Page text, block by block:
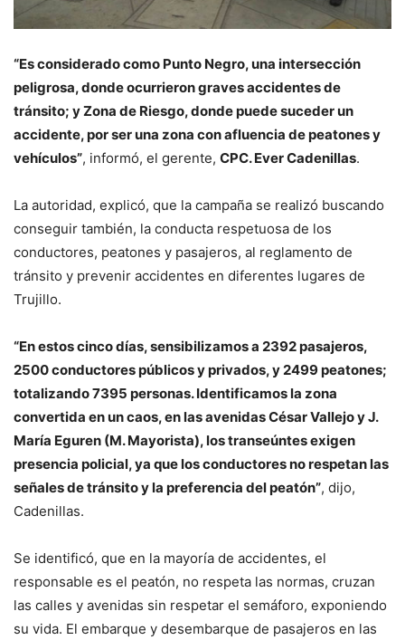
“Es considerado como Punto Negro, una intersección
peligrosa, donde ocurrieron graves accidentes de
tránsito; y Zona de Riesgo, donde puede suceder un
accidente, por ser una zona con afluencia de peatones y
vehículos”, informó, el gerente, CPC. Ever Cadenillas.
La autoridad, explicó, que la campaña se realizó buscando
conseguir también, la conducta respetuosa de los
conductores, peatones y pasajeros, al reglamento de
tránsito y prevenir accidentes en diferentes lugares de
Trujillo.
“En estos cinco días, sensibilizamos a 2392 pasajeros,
2500 conductores públicos y privados, y 2499 peatones;
totalizando 7395 personas. Identificamos la zona
convertida en un caos, en las avenidas César Vallejo y J.
María Eguren (M. Mayorista), los transeúntes exigen
presencia policial, ya que los conductores no respetan las
señales de tránsito y la preferencia del peatón”, dijo,
Cadenillas.
Se identificó, que en la mayoría de accidentes, el
responsable es el peatón, no respeta las normas, cruzan
las calles y avenidas sin respetar el semáforo, exponiendo
su vida. El embarque y desembarque de pasajeros en las